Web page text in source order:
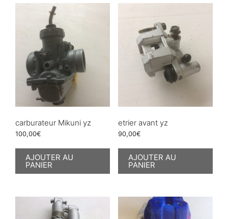
carburateur Mikuni yz
100,00€
AJOUTER AU
PANIER
etrier avant yz
90,00€
AJOUTER AU
PANIER